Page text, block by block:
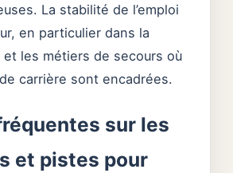
La stabilité de l’emploi
en particulier dans la
les métiers de secours où
carrière sont encadrées.
sur les
et pistes pour